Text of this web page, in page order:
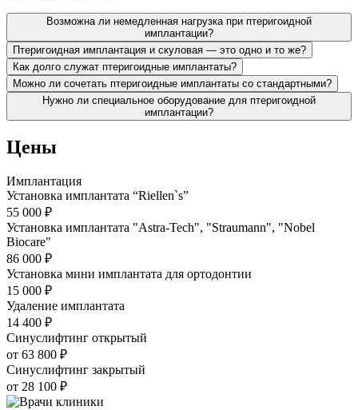
Возможна ли немедленная нагрузка при птеригоидной
имплантации?
Птеригоидная имплантация и скуловая — это одно и то же?
Как долго служат птеригоидные имплантаты?
Можно ли сочетать птеригоидные имплантаты со стандартными?
Нужно ли специальное оборудование для птеригоидной
имплантации?
Цены
Имплантация
Установка имплантата “Riellen`s”
55 000 ₽
Установка имплантата "Astra-Tech", "Straumann", "Nobel
Biocare"
86 000 ₽
Установка мини имплантата для ортодонтии
15 000 ₽
Удаление имплантата
14 400 ₽
Синуслифтинг открытый
от 63 800 ₽
Синуслифтинг закрытый
от 28 100 ₽